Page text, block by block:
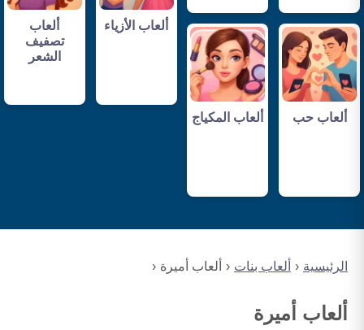
الرئيسية ألعاب بنات ألعاب أميرة
ألعاب أميرة
ألعاب الأزياء
ألعاب
تصفيف
الشعر
ألعاب حب ألعاب المكياج